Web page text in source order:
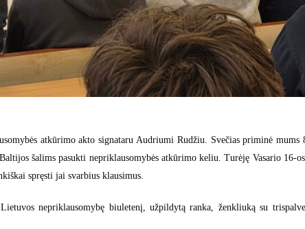
atkūrimo akto signataru Audriumi Rudžiu. Svečias priminė mums
šalims pasukti nepriklausomybės atkūrimo keliu. Turėję Vasario 16-
spręsti jai svarbius klausimus.
nepriklausomybę biuletenį, užpildytą ranka, ženkliuką su